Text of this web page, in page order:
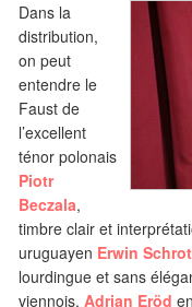
Dans la
distribution,
on peut
entendre le
Faust de
l’excellent
ténor polonais
Piotr
Beczala,
timbre clair et
uruguayen Erwin
lourdingue et sans
viennois, Adrian Eröd